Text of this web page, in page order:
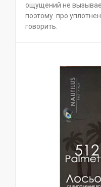
ощущений не
поэтому про
говорить.